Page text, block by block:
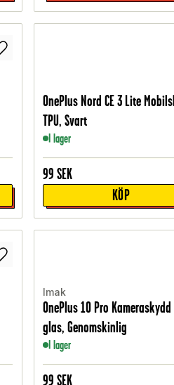
OnePlus Nord CE 3 Lite
TPU, Svart
I lager
99 SEK
KÖP
Imak
OnePlus 10 Pro
glas, Genomskinlig
I lager
99 SEK